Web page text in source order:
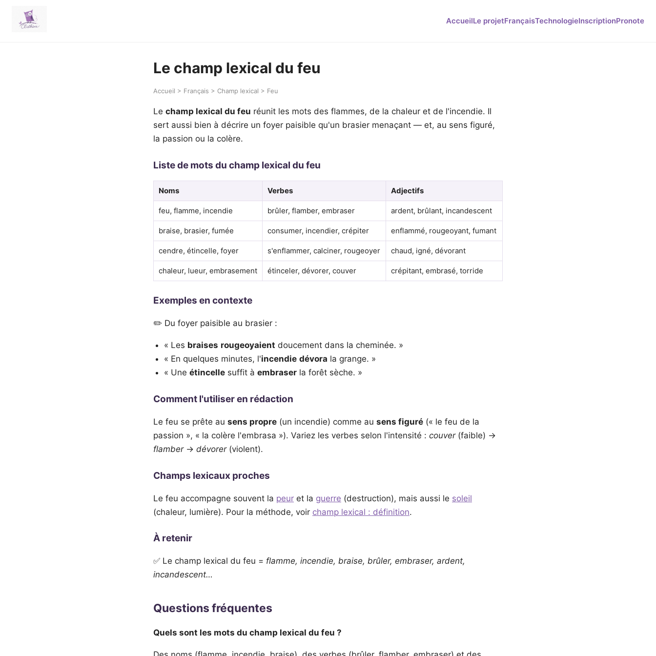
AccueilLe projetFrançaisTechnologieInscriptionPronote
Le champ lexical du feu
Accueil > Français > Champ lexical > Feu
Le champ lexical du feu réunit les mots des flammes, de la chaleur et de l'incendie. Il
sert aussi bien à décrire un foyer paisible qu'un brasier menaçant — et, au sens figuré,
la passion ou la colère.
Liste de mots du champ lexical du feu
Noms Verbes Adjectifs
feu, flamme, incendie brûler, flamber, embraser ardent, brûlant, incandescent
braise, brasier, fumée consumer, incendier, crépiter enflammé, rougeoyant, fumant
cendre, étincelle, foyer s'enflammer, calciner, rougeoyer chaud, igné, dévorant
chaleur, lueur, embrasement étinceler, dévorer, couver crépitant, embrasé, torride
Exemples en contexte
✏️ Du foyer paisible au brasier :
« Les braises rougeoyaient doucement dans la cheminée. »
« En quelques minutes, l'incendie dévora la grange. »
« Une étincelle suffit à embraser la forêt sèche. »
Comment l'utiliser en rédaction
Le feu se prête au sens propre (un incendie) comme au sens figuré (« le feu de la
passion », « la colère l'embrasa »). Variez les verbes selon l'intensité : couver(faible) →
flamber→ dévorer(violent).
Champs lexicaux proches
Le feu accompagne souvent la peur et la guerre (destruction), mais aussi le soleil
(chaleur, lumière). Pour la méthode, voir champ lexical : définition.
À retenir
✅ Le champ lexical du feu = flamme, incendie, braise, brûler, embraser, ardent,
incandescent…
Questions fréquentes
Quels sont les mots du champ lexical du feu ?